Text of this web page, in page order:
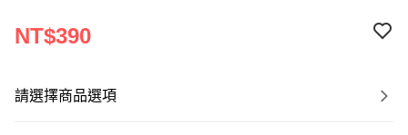
NT$390
請選擇商品選項